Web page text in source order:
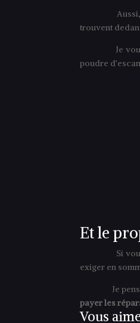
Aussi, ce
trouvent
Je vous
poudre
Et le
Si vous
exiger en
Je pense
payer les
Vous